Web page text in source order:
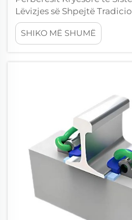
Lëvizjes së Shpejtë
Parimeve të Projektimit
Sistemet e vjetra të lidhjes
kryesisht iu përshtatën
SHIKO MË SHUMË